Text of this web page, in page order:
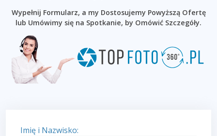
Wypełnij Formularz, a my Dostosujemy Powyższą Ofertę
lub Umówimy się na Spotkanie, by Omówić Szczegóły.
Imię i Nazwisko: